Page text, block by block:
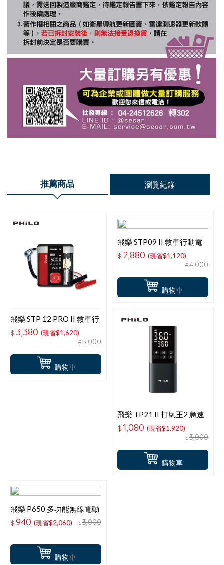
推薦商品 瀏覽紀錄
購物車
飛樂 STP 12 PRO II 救車行
動電源X打氣多功能機
$ 3,380 (現省$1,620)
$5,000
購物車
飛樂 STP09 II 救車行動電
源X打氣機 透明升級版
$ 2,880 (現省$1,120)
$4,000
購物車
飛樂 TP21 II 打氣王2 急速
無線電動打氣機
$1,080 (現省$1,920)
$3,000
購物車
飛樂 P650 多功能無線電動
打氣機
$940 (現省$2,060) $3,000